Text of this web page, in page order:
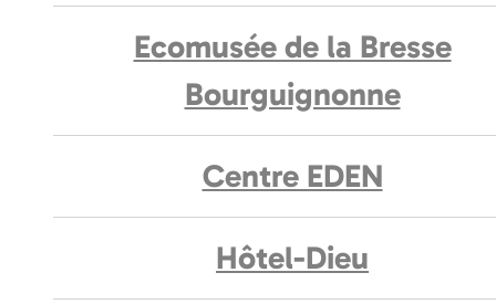
Ecomusée de la Bresse
Bourguignonne
Centre EDEN
Hôtel-Dieu